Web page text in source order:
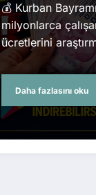
💰 Kurban
milyonlarca
ücretlerini
Daha fazlasını oku